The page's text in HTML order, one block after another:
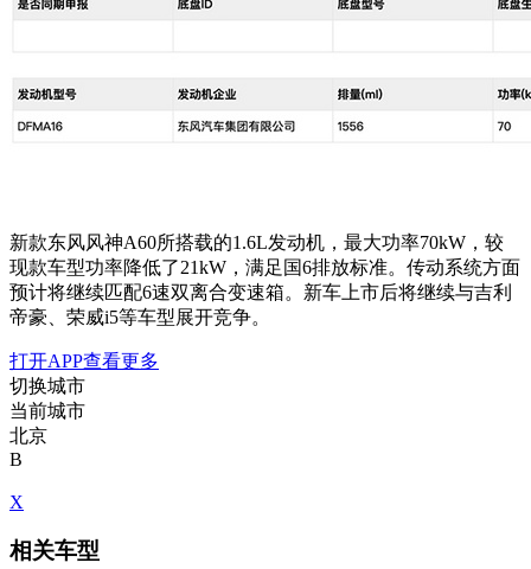
新款东风风神A60所搭载的1.6L发动机，最大功率70kW， 较
现款车型功率降低了21kW，满足国6排放标准。传动系统方面
预计将继续匹配6速双离合变速箱。新车上市后将继续与吉利
帝豪、荣威i5等车型展开竞争。
打开APP查看更多
切换城市
当前城市
北京
B
X
相关车型